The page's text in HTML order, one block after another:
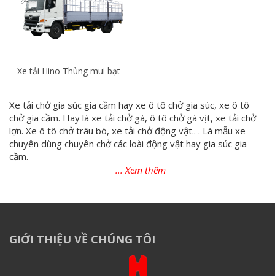
Xe tải Hino Thùng mui bạt
Xe tải chở gia súc gia cầm hay xe ô tô chở gia súc, xe ô tô
chở gia cầm. Hay là xe tải chở gà, ô tô chở gà vịt, xe tải chở
lợn. Xe ô tô chở trâu bò, xe tải chở động vật.. . Là mẫu xe
chuyên dùng chuyên chở các loài động vật hay gia súc gia
cầm.
Xe được đóng trên xe cơ sở của rất nhiều hãng như: xe hino
thùng chở gia súc gia cầm…
tấn; xe ô tô chở giác súc 15 tấn…
GIỚI THIỆU VỀ CHÚNG TÔI